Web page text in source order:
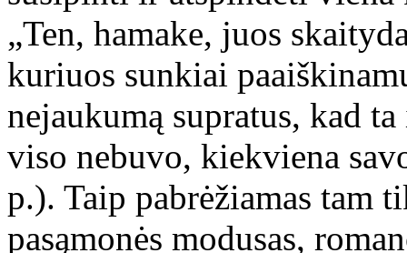
„Ten, hamake, juos
kuriuos sunkiai
nejaukumą supratus, kad
viso nebuvo, kiekviena
p.). Taip pabrėžiamas tam
pasąmonės modusas,